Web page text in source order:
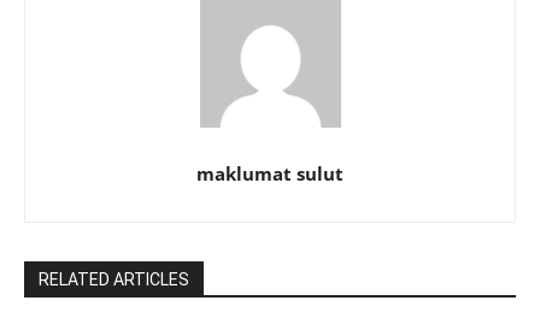
maklumat sulut
RELATED ARTICLES